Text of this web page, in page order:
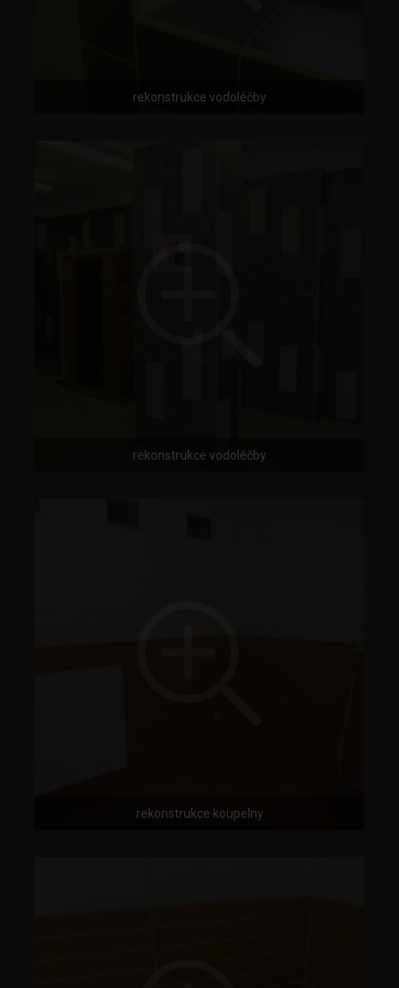
rekonstrukce vodoléčby
rekonstrukce vodoléčby
rekonstrukce koupelny